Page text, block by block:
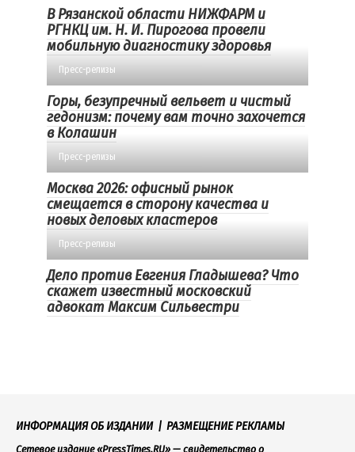
В Рязанской области НИЖФАРМ и
РГНКЦ им. Н. И. Пирогова провели
мобильную диагностику здоровья
Пресс-релизы
Горы, безупречный вельвет и чистый
гедонизм: почему вам точно захочется
в Колашин
Пресс-релизы
Москва 2026: офисный рынок
смещается в сторону качества и
новых деловых кластеров
Пресс-релизы
Дело против Евгения Гладышева? Что
скажет известный московский
адвокат Максим Сильвестри
ИНФОРМАЦИЯ ОБ ИЗДАНИИ| РАЗМЕЩЕНИЕ РЕКЛАМЫ
Сетевое издание «PressTimes.RU» — свидетельство о